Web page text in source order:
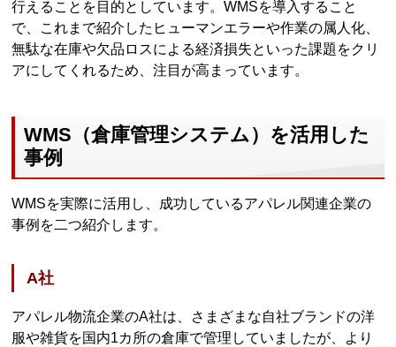
行えることを目的としています。WMSを導入すること
で、これまで紹介したヒューマンエラーや作業の属人化、
無駄な在庫や欠品ロスによる経済損失といった課題をクリ
アにしてくれるため、注目が高まっています。
WMS（倉庫管理システム）を活用した
事例
WMSを実際に活用し、成功しているアパレル関連企業の
事例を二つ紹介します。
A社
アパレル物流企業のA社は、さまざまな自社ブランドの洋
服や雑貨を国内1カ所の倉庫で管理していましたが、より